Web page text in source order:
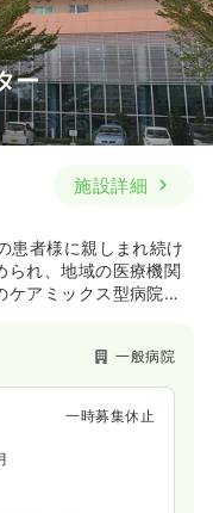
ー
施設詳細
患者様に親しまれ続け
られ、地域の医療機関
アミックス型病院と
一般病院
一時募集休止